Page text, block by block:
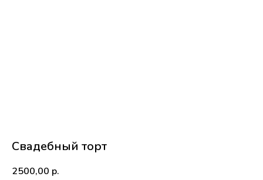
Свадебный торт
2500,00 р.